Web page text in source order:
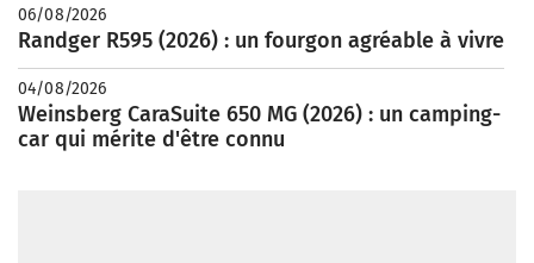
06/08/2026
Randger R595 (2026) : un fourgon agréable à vivre
04/08/2026
Weinsberg CaraSuite 650 MG (2026) : un camping-
car qui mérite d'être connu